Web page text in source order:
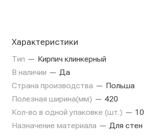
Характеристики
Тип — Кирпич клинкерный
В наличии — Да
Страна производства — Польша
Полезная ширина(мм) — 420
Кол-во в одной упаковке (шт.) — 10
Назначение материала — Для стен